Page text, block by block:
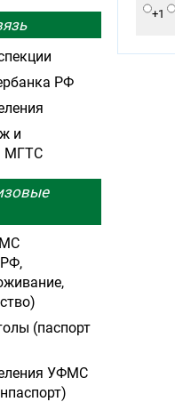
+1
РФ
и
МГТС
(паспорт
УФМС